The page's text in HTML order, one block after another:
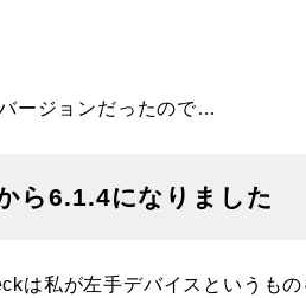
ージョンだったので…
ら6.1.4になりました
は私が左手デバイスというも